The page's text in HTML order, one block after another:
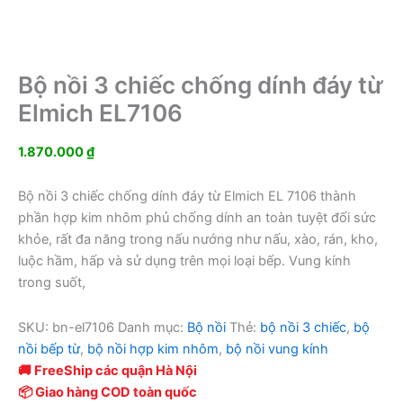
Bộ nồi 3 chiếc chống dính đáy từ
Elmich EL7106
1.870.000₫
Bộ nồi 3 chiếc chống dính đáy từ Elmich EL 7106 thành
phần hợp kim nhôm phủ chống dính an toàn tuyệt đối sức
khỏe, rất đa năng trong nấu nướng như nấu, xào, rán, kho,
luộc hầm, hấp và sử dụng trên mọi loại bếp. Vung kính
trong suốt,
SKU: bn-el7106 Danh mục: Bộ nồi Thẻ: bộ nồi 3 chiếc, bộ
nồi bếp từ, bộ nồi hợp kim nhôm, bộ nồi vung kính
🚚 FreeShip các quận Hà Nội
📦 Giao hàng COD toàn quốc